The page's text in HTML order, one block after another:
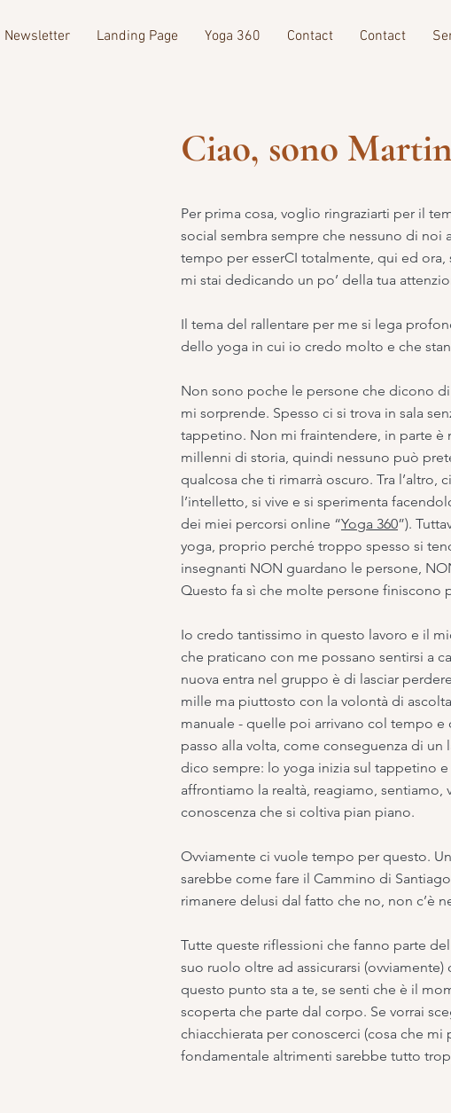
Newsletter Landing Page Yoga 360 Contact Contact
Ciao, sono
Per prima cosa, voglio ringraziarti per il
social sembra sempre che nessuno di
tempo per esserCI totalmente, qui ed ora,
mi stai dedicando un po’ della tua
Il tema del rallentare per me si lega
dello yoga in cui io credo molto e che
Non sono poche le persone che dicono
mi sorprende. Spesso ci si trova in sala
tappetino. Non mi fraintendere, in parte è
millenni di storia, quindi nessuno può
qualcosa che ti rimarrà oscuro. Tra
l’intelletto, si vive e si sperimenta
dei miei percorsi online “Yoga 360”).
yoga, proprio perché troppo spesso si
insegnanti NON guardano le persone,
Questo fa sì che molte persone finiscono
Io credo tantissimo in questo lavoro e il
che praticano con me possano sentirsi a
nuova entra nel gruppo è di lasciar
mille ma piuttosto con la volontà di
manuale - quelle poi arrivano col tempo
passo alla volta, come conseguenza di
dico sempre: lo yoga inizia sul tappetino
affrontiamo la realtà, reagiamo, sentiamo,
conoscenza che si coltiva pian piano.
Ovviamente ci vuole tempo per questo.
sarebbe come fare il Cammino di
rimanere delusi dal fatto che no, non c’è
Tutte queste riflessioni che fanno parte
suo ruolo oltre ad assicurarsi
questo punto sta a te, se senti che è il
scoperta che parte dal corpo. Se vorrai
chiacchierata per conoscerci (cosa che
fondamentale altrimenti sarebbe tutto